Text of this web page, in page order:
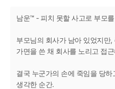
남운™ - 피치 못할 사고로 부모
부모님의 회사가 남아 있었지만
가면을 쓴 채 회사를 노리고 접
결국 누군가의 손에 죽임을 당
생각한 순간.